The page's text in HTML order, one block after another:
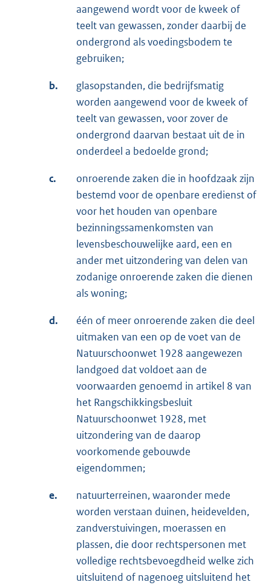
aangewend wordt voor de kweek of
teelt van gewassen, zonder daarbij de
ondergrond als voedingsbodem te
gebruiken;
b.
glasopstanden, die bedrijfsmatig
worden aangewend voor de kweek of
teelt van gewassen, voor zover de
ondergrond daarvan bestaat uit de in
onderdeel a bedoelde grond;
c.
onroerende zaken die in hoofdzaak zijn
bestemd voor de openbare eredienst of
voor het houden van openbare
bezinningssamenkomsten van
levensbeschouwelijke aard, een en
ander met uitzondering van delen van
zodanige onroerende zaken die dienen
als woning;
d.
één of meer onroerende zaken die deel
uitmaken van een op de voet van de
Natuurschoonwet 1928 aangewezen
landgoed dat voldoet aan de
voorwaarden genoemd in artikel 8 van
het Rangschikkingsbesluit
Natuurschoonwet 1928, met
uitzondering van de daarop
voorkomende gebouwde
eigendommen;
e.
natuurterreinen, waaronder mede
worden verstaan duinen, heidevelden,
zandverstuivingen, moerassen en
plassen, die door rechtspersonen met
volledige rechtsbevoegdheid welke zich
uitsluitend of nagenoeg uitsluitend het